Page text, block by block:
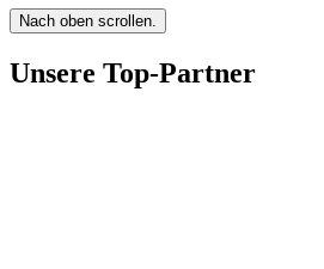
Nach oben scrollen.
Unsere Top-Partner